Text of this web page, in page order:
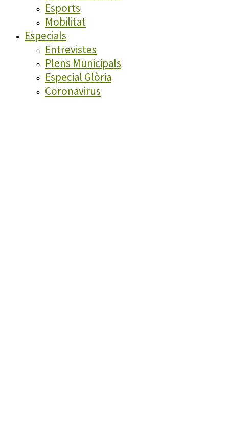
Esports
Mobilitat
Especials
Entrevistes
Plens Municipals
Especial Glòria
Coronavirus